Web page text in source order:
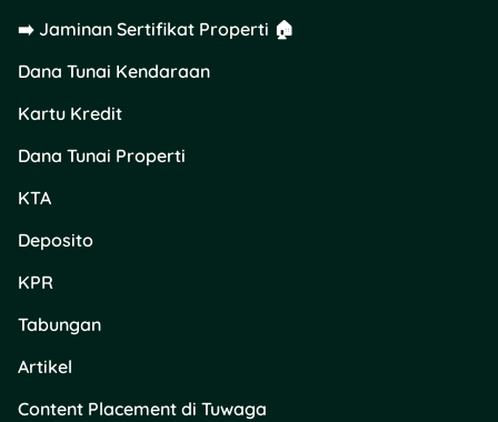
Lewat
Samsat Online ,
kamu bisa bayar kapan
pun dan di mana pun.
tapi juga hemat tenaga.
Baca Juga:
BPJS Naik—Strategi
Kelola Uang yang
Bayar Pajak Motor
Tepat Waktu Itu
➡️ Jaminan Sertifikat Properti 🏠
Dana Tunai Kendaraan
Kartu Kredit
Dana Tunai Properti
KTA
Deposito
KPR
Tabungan
Artikel
Content Placement di Tuwaga